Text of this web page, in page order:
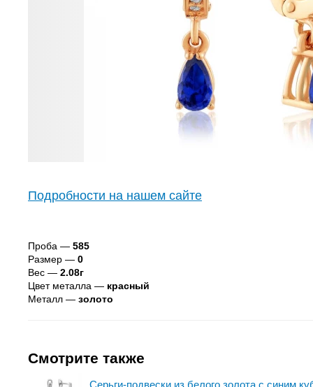
Подробности на нашем сайте
Проба — 585
Размер — 0
Вес — 2.08г
Цвет металла — красный
Металл — золото
Смотрите также
Серьги-подвески из белого золота с синим